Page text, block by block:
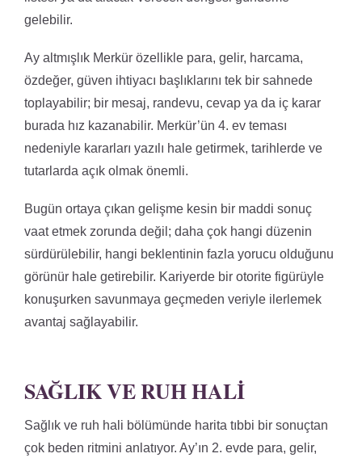
gelebilir.
Ay altmışlık Merkür özellikle para, gelir, harcama,
özdeğer, güven ihtiyacı başlıklarını tek bir sahnede
toplayabilir; bir mesaj, randevu, cevap ya da iç karar
burada hız kazanabilir. Merkür’ün 4. ev teması
nedeniyle kararları yazılı hale getirmek, tarihlerde ve
tutarlarda açık olmak önemli.
Bugün ortaya çıkan gelişme kesin bir maddi sonuç
vaat etmek zorunda değil; daha çok hangi düzenin
sürdürülebilir, hangi beklentinin fazla yorucu olduğunu
görünür hale getirebilir. Kariyerde bir otorite figürüyle
konuşurken savunmaya geçmeden veriyle ilerlemek
avantaj sağlayabilir.
SAĞLIK VE RUH HALI
Sağlık ve ruh hali bölümünde harita tıbbi bir sonuçtan
çok beden ritmini anlatıyor. Ay’ın 2. evde para, gelir,